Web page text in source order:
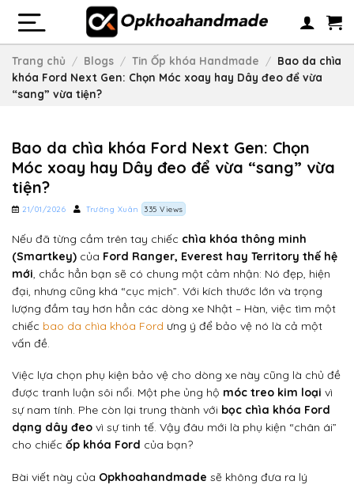
content
Trang chủ / Blogs / Tin Ốp khóa Handmade / Bao da chìa
khóa Ford Next Gen: Chọn Móc xoay hay Dây đeo để vừa
“sang” vừa tiện?
Bao da chìa khóa Ford Next Gen: Chọn
Móc xoay hay Dây đeo để vừa “sang” vừa
tiện?
21/01/2026 Trường Xuân 335 Views
Nếu đã từng cầm trên tay chiếc chìa khóa thông minh
(Smartkey) của Ford Ranger, Everest hay Territory thế hệ
mới, chắc hẳn bạn sẽ có chung một cảm nhận: Nó đẹp, hiện
đại, nhưng cũng khá “cục mịch”. Với kích thước lớn và trọng
lượng đầm tay hơn hẳn các dòng xe Nhật – Hàn, việc tìm một
chiếc bao da chìa khóa Ford ưng ý để bảo vệ nó là cả một
vấn đề.
Việc lựa chọn phụ kiện bảo vệ cho dòng xe này cũng là chủ đề
được tranh luận sôi nổi. Một phe ủng hộ móc treo kim loại vì
sự nam tính. Phe còn lại trung thành với bọc chìa khóa Ford
dạng dây đeo vì sự tinh tế. Vậy đâu mới là phụ kiện “chân ái”
cho chiếc ốp khóa Ford của bạn?
Bài viết này của Opkhoahandmade sẽ không đưa ra lý